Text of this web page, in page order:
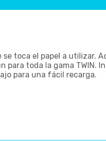
se toca el papel a utilizar.
toda la gama TWIN.
para una fácil recarga.